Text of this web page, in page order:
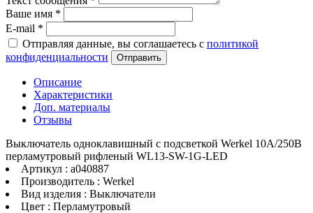
Ваше имя *
E-mail *
Отправляя данные, вы соглашаетесь с политикой
конфиденциальности
Отправить
Описание
Характеристики
Доп. материалы
Отзывы
Выключатель одноклавишный с подсветкой Werkel 10A/250В
перламутровый рифленый WL13-SW-1G-LED
Артикул : a040887
Производитель : Werkel
Вид изделия : Выключатели
Цвет : Перламутровый